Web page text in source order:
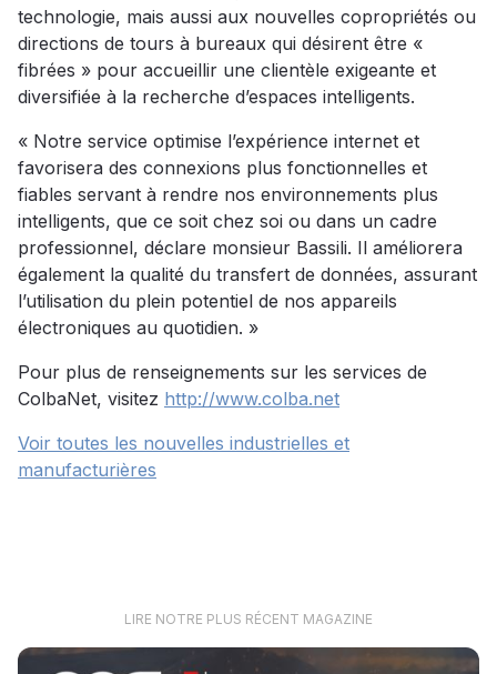
technologie, mais aussi aux nouvelles copropriétés ou
directions de tours à bureaux qui désirent être «
fibrées » pour accueillir une clientèle exigeante et
diversifiée à la recherche d’espaces intelligents.
« Notre service optimise l’expérience internet et
favorisera des connexions plus fonctionnelles et
fiables servant à rendre nos environnements plus
intelligents, que ce soit chez soi ou dans un cadre
professionnel, déclare monsieur Bassili. Il améliorera
également la qualité du transfert de données, assurant
l’utilisation du plein potentiel de nos appareils
électroniques au quotidien. »
Pour plus de renseignements sur les services de
ColbaNet, visitez http://www.colba.net
Voir toutes les nouvelles industrielles et
manufacturières
LIRE NOTRE PLUS RÉCENT MAGAZINE